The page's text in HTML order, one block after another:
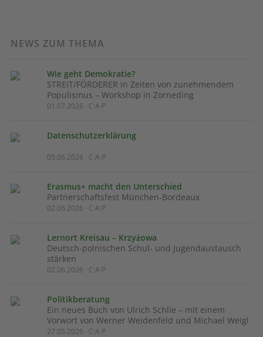
NEWS ZUM THEMA
Wie geht Demokratie?
STREIT/FÖRDERER in Zeiten von zunehmendem
Populismus – Workshop in Zorneding
01.07.2026 · C·A·P
Datenschutzerklärung
05.06.2026 · C·A·P
Erasmus+ macht den Unterschied
Partnerschaftsfest München-Bordeaux
02.06.2026 · C·A·P
Lernort Kreisau – Krzyżowa
Deutsch-polnischen Schul- und Jugendaustausch
stärken
02.06.2026 · C·A·P
Politikberatung
Ein neues Buch von Ulrich Schlie – mit einem
Vorwort von Werner Weidenfeld und Michael Weigl
27.05.2026 · C·A·P